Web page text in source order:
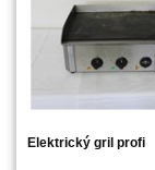
Elektrický gril profi